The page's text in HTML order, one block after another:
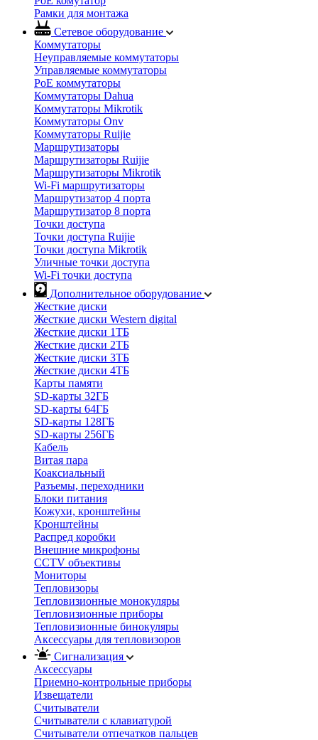
Рамки для монтажа
Сетевое оборудование
Коммутаторы
Неуправляемые коммутаторы
Управляемые коммутаторы
PoE коммутаторы
Коммутаторы Dahua
Коммутаторы Mikrotik
Коммутаторы Onv
Коммутаторы Ruijie
Маршрутизаторы
Маршрутизаторы Ruijie
Маршрутизаторы Mikrotik
Wi-Fi маршрутизаторы
Маршрутизатор 4 порта
Маршрутизатор 8 порта
Точки доступа
Точки доступа Ruijie
Точки доступа Mikrotik
Уличные точки доступа
Wi-Fi точки доступа
Дополнительное оборудование
Жесткие диски
Жесткие диски Western digital
Жесткие диски 1ТБ
Жесткие диски 2ТБ
Жесткие диски 3ТБ
Жесткие диски 4ТБ
Карты памяти
SD-карты 32ГБ
SD-карты 64ГБ
SD-карты 128ГБ
SD-карты 256ГБ
Кабель
Витая пара
Коаксиальный
Разъемы, переходники
Блоки питания
Кожухи, кронштейны
Кронштейны
Распред коробки
Внешние микрофоны
CCTV объективы
Мониторы
Тепловизоры
Тепловизионные монокуляры
Тепловизионные приборы
Тепловизионные бинокуляры
Аксессуары для тепловизоров
Сигнализация
Аксессуары
Приемно-контрольные приборы
Извещатели
Считыватели
Cчитыватели с клавиатурой
Cчитыватели отпечатков пальцев